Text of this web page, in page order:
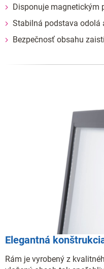
Disponuje magnetickým
Stabilná podstava odolá
Bezpečnosť obsahu
Elegantná
Rám je vyrobený z